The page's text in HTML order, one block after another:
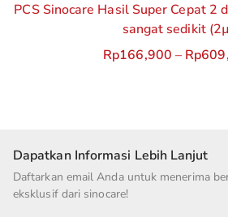
PCS Sinocare Hasil Super Cepat 2
sangat sedikit
Rp166,900 – Rp
Dapatkan Informasi Lebih Lanjut
Daftarkan email Anda untuk menerima
eksklusif dari sinocare!